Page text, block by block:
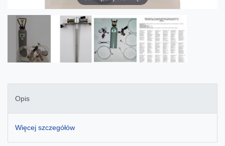
Opis
Więcej szczegółów